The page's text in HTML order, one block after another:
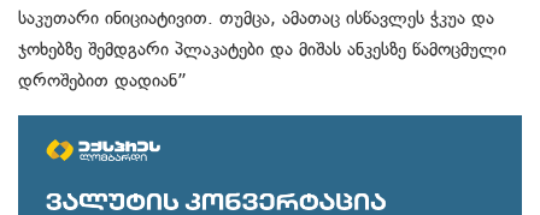
საკუთარი ინიციატივით. თუმცა, ამათაც ისწავლეს ჭკუა და
ჯოხებზე შემდგარი პლაკატები და მიშას ანკესზე წამოცმული
დროშებით დადიან”